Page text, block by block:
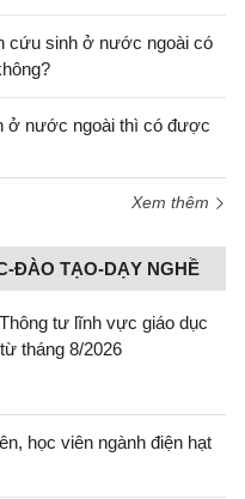
cứu sinh ở nước ngoài có
ở nước ngoài thì có được
Xem thêm
ĐÀO TẠO-DẠY NGHỀ
tư lĩnh vực giáo dục
tháng 8/2026
học viên ngành điện hạt